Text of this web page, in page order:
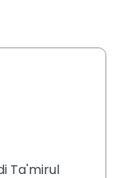
Ta'mirul